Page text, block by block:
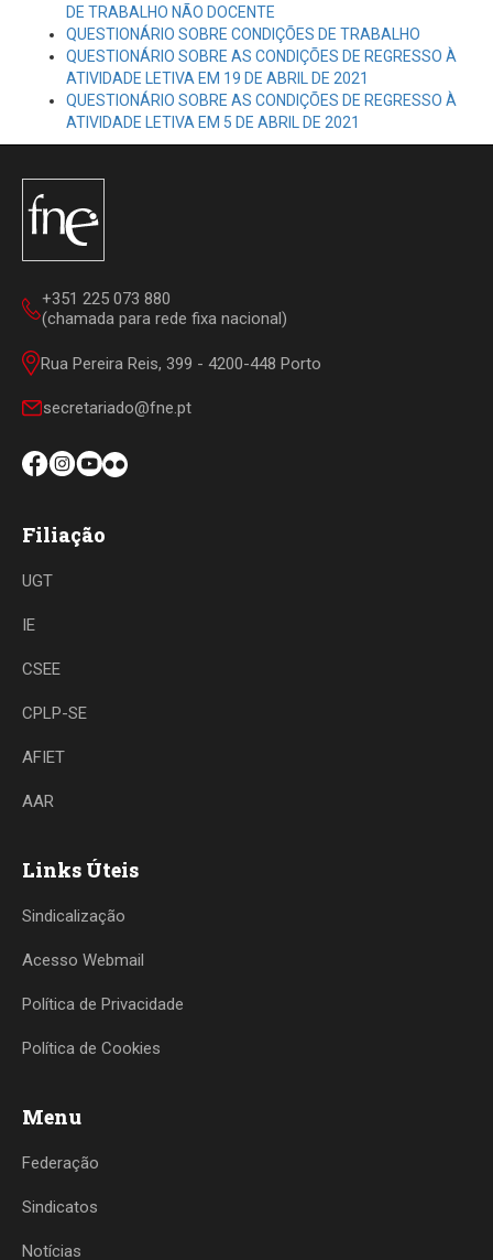
DE TRABALHO NÃO DOCENTE
QUESTIONÁRIO SOBRE CONDIÇÕES DE TRABALHO
QUESTIONÁRIO SOBRE AS CONDIÇÕES DE REGRESSO À
ATIVIDADE LETIVA EM 19 DE ABRIL DE 2021
QUESTIONÁRIO SOBRE AS CONDIÇÕES DE REGRESSO À
ATIVIDADE LETIVA EM 5 DE ABRIL DE 2021
+351 225 073 880
(chamada para rede fixa nacional)
Rua Pereira Reis, 399 - 4200-448 Porto
secretariado@fne.pt
Filiação
UGT
IE
CSEE
CPLP-SE
AFIET
AAR
Links Úteis
Sindicalização
Acesso Webmail
Política de Privacidade
Política de Cookies
Menu
Federação
Sindicatos
Notícias